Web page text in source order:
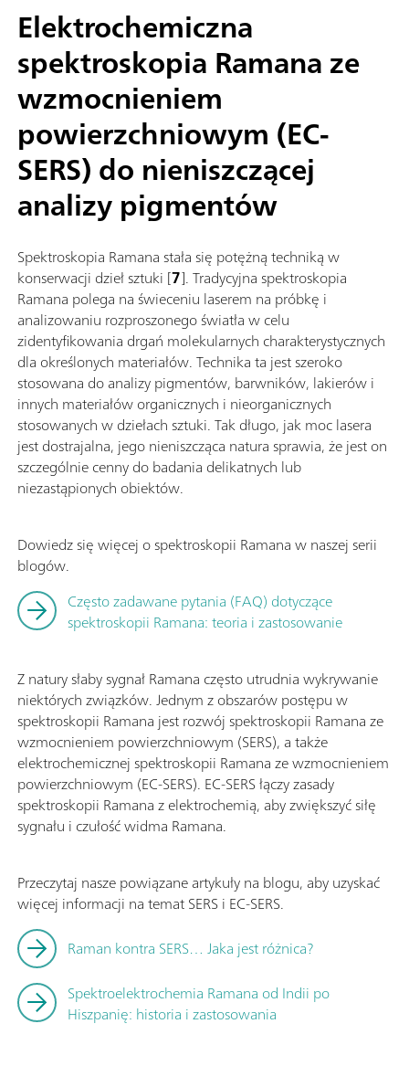
Elektrochemiczna
spektroskopia Ramana ze
wzmocnieniem
powierzchniowym (EC-
SERS) do nieniszczącej
analizy pigmentów
Spektroskopia Ramana stała się potężną techniką w
konserwacji dzieł sztuki [7].Tradycyjna spektroskopia
Ramana polega na świeceniu laserem na próbkę i
analizowaniu rozproszonego światła w celu
zidentyfikowania drgań molekularnych charakterystycznych
dla określonych materiałów. Technika ta jest szeroko
stosowana do analizy pigmentów, barwników, lakierów i
innych materiałów organicznych i nieorganicznych
stosowanych w dziełach sztuki. Tak długo, jak moc lasera
jest dostrajalna, jego nieniszcząca natura sprawia, że jest on
szczególnie cenny do badania delikatnych lub
niezastąpionych obiektów.
Dowiedz się więcej o spektroskopii Ramana w naszej serii
blogów.
Często zadawane pytania (FAQ) dotyczące
spektroskopii Ramana: teoria i zastosowanie
Z natury słaby sygnał Ramana często utrudnia wykrywanie
niektórych związków. Jednym z obszarów postępu w
spektroskopii Ramana jest rozwój spektroskopii Ramana ze
wzmocnieniem powierzchniowym (SERS), a także
elektrochemicznej spektroskopii Ramana ze wzmocnieniem
powierzchniowym (EC-SERS). EC-SERS łączy zasady
spektroskopii Ramana z elektrochemią, aby zwiększyć siłę
sygnału i czułość widma Ramana.
Przeczytaj nasze powiązane artykuły na blogu, aby uzyskać
więcej informacji na temat SERS i EC-SERS.
Raman kontra SERS… Jaka jest różnica?
Spektroelektrochemia Ramana od Indii po
Hiszpanię: historia i zastosowania